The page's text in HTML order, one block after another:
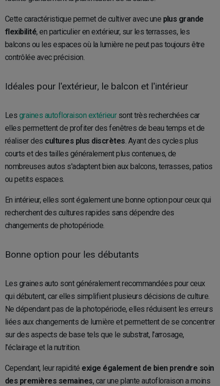
Cette caractéristique permet de cultiver avec une plus grande
flexibilité, en particulier en extérieur, sur les terrasses, les
balcons ou les espaces où la lumière ne peut pas toujours être
contrôlée avec précision.
Idéales pour l'extérieur, le balcon et l'intérieur
Les graines autofloraison extérieursont très recherchées car
elles permettent de profiter des fenêtres de beau temps et de
réaliser des cultures plus discrètes. Ayant des cycles plus
courts et des tailles généralement plus contenues, de
nombreuses autos s'adaptent bien aux balcons, terrasses, patios
ou petits espaces.
En intérieur, elles sont également une bonne option pour ceux qui
recherchent des cultures rapides sans dépendre des
changements de photopériode.
Bonne option pour les débutants
Les graines auto sont généralement recommandées pour ceux
qui débutent, car elles simplifient plusieurs décisions de culture.
Ne dépendant pas de la photopériode, elles réduisent les erreurs
liées aux changements de lumière et permettent de se concentrer
sur des aspects de base tels que le substrat, l'arrosage,
l'éclairage et la nutrition.
Cependant, leur rapidité exige également de bien prendre soin
des premières semaines, car une plante autofloraison a moins